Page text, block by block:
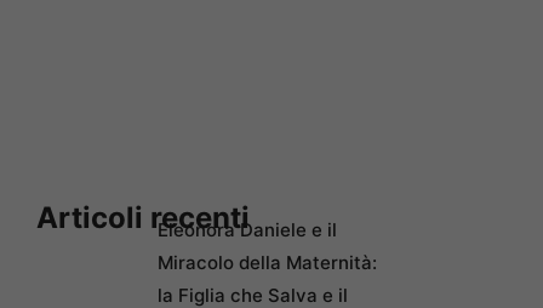
Articoli recentiEleonora Daniele e il
Miracolo della Maternità:
la Figlia che Salva e il